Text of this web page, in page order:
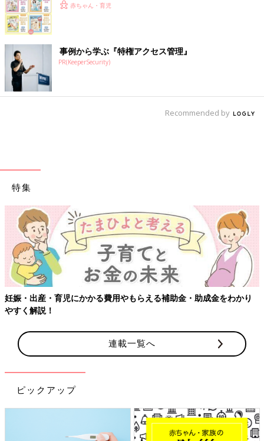
赤ちゃん・育児
事例から学ぶ『特権アクセス管理』
PR(KeeperSecurity)
Recommended by
特集
妊娠・出産・育児にかかる費用やもらえる補助金・助成金をわかり
やすく解説！
連載一覧へ
ピックアップ